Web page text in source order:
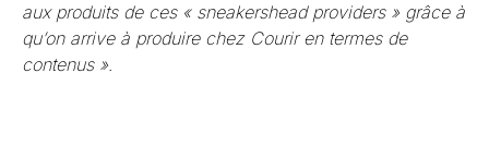
aux produits de ces « sneakershead providers » grâce à
qu’on arrive à produire chez Courir en termes de
contenus ».